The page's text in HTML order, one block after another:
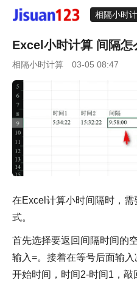
相隔小时
Excel小时计算 间隔怎
相隔小时计算 03-05 08:47
在Excel计算小时间隔时，
式。
首先选择要返回间隔时间的
输入=。接着在等号后面输
开始时间，时间2-时间1，敲